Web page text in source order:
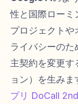
性と国際ローミ
プロジェクト
ライバシーのた
主契約を変更す
ョン）を生みま
プリ DoCall 2nd